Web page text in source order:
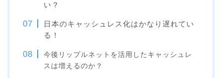
い？
日本のキャッシュレス化はかなり遅れてい
る！
今後リップルネットを活用したキャッシュレ
スは増えるのか？